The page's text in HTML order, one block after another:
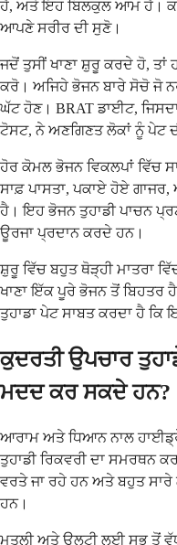
ਹੈ, ਅਤੇ ਇਹ ਬਿਲਕੁਲ ਆਮ ਹੈ।
ਆਪਣੇ ਸਰੀਰ ਦੀ ਸੁਣੋ।
ਜਦੋਂ ਤੁਸੀਂ ਖਾਣਾ ਸ਼ੁਰੂ ਕਰਦੇ ਹੋ,
ਕਰੋ। ਅਜਿਹੇ ਭੋਜਨ ਬਾਰੇ ਸੋਚੋ ਜੋ
ਘੱਟ ਹੋਣ। BRAT ਡਾਈਟ,
ਟੋਸਟ, ਨੇ ਅਣਗਿਣਤ ਲੋਕਾਂ ਨੂੰ ਪੇਟ
ਹੋਰ ਕੋਮਲ ਭੋਜਨ ਵਿਕਲਪਾਂ ਵਿੱਚ
ਸਾਫ਼ ਪਾਸਤਾ, ਪਕਾਏ ਹੋਏ
ਹੈ। ਇਹ ਭੋਜਨ ਤੁਹਾਡੀ ਪਾਚਨ
ਊਰਜਾ ਪ੍ਰਦਾਨ ਕਰਦੇ ਹਨ।
ਸ਼ੁਰੂ ਵਿੱਚ ਬਹੁਤ ਥੋੜ੍ਹੀ ਮਾਤਰਾ
ਖਾਣਾ ਇੱਕ ਪੂਰੇ ਭੋਜਨ ਤੋਂ ਬਿਹਤਰ
ਤੁਹਾਡਾ ਪੇਟ ਸਾਬਤ ਕਰਦਾ ਹੈ ਕਿ
ਕੁਦਰਤੀ ਉਪਚਾਰ
ਮਦਦ ਕਰ ਸਕਦੇ ਹਨ?
ਆਰਾਮ ਅਤੇ ਧਿਆਨ ਨਾਲ
ਤੁਹਾਡੀ ਰਿਕਵਰੀ ਦਾ ਸਮਰਥਨ
ਵਰਤੇ ਜਾ ਰਹੇ ਹਨ ਅਤੇ ਬਹੁਤ
ਹਨ।
ਮਤਲੀ ਅਤੇ ਉਲਟੀ ਲਈ ਸਭ ਤੋਂ